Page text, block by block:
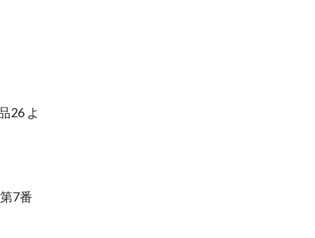
26 よ
7番